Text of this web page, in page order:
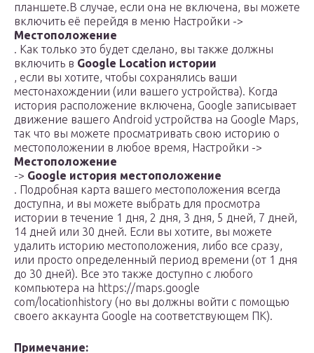
планшете.В случае, если она не включена, вы можете
включить её перейдя в меню Настройки ->
Местоположение
. Как только это будет сделано, вы также должны
включить в Google Location истории
, если вы хотите, чтобы сохранялись ваши
местонахождении (или вашего устройства). Когда
история расположение включена, Google записывает
движение вашего Android устройства на Google Maps,
так что вы можете просматривать свою историю о
местоположении в любое время, Настройки ->
Местоположение
-> Google история местоположение
. Подробная карта вашего местоположения всегда
доступна, и вы можете выбрать для просмотра
истории в течение 1 дня, 2 дня, 3 дня, 5 дней, 7 дней,
14 дней или 30 дней. Если вы хотите, вы можете
удалить историю местоположения, либо все сразу,
или просто определенный период времени (от 1 дня
до 30 дней). Все это также доступно с любого
компьютера на https://maps.google
com/locationhistory (но вы должны войти с помощью
своего аккаунта Google на соответствующем ПК).
Примечание: